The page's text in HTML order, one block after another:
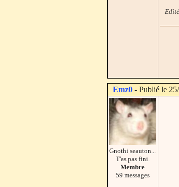
Emz0- Publié le 25/
Gnothi seauton...
T'as pas fini.
Membre
59 messages